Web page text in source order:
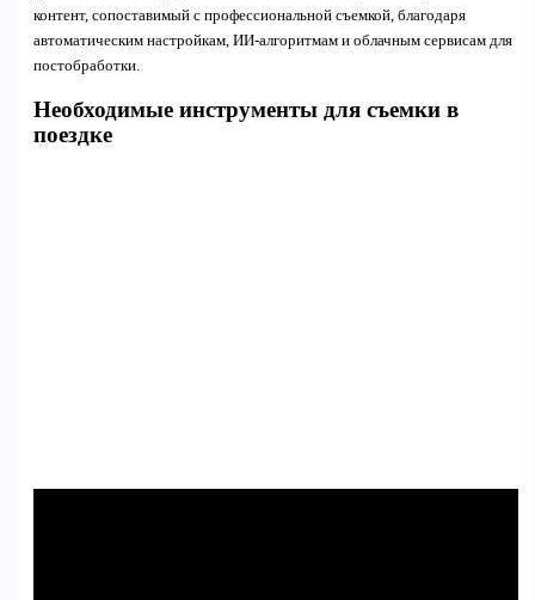
контент, сопоставимый с профессиональной съемкой, благодаря
автоматическим настройкам, ИИ-алгоритмам и облачным сервисам для
постобработки.
Необходимые инструменты для съемки в
поездке